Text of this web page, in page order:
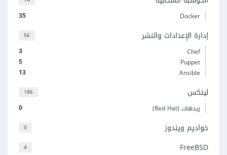
35 Docker
56 إدارة الإعدادات والنشر
3
Chef
5
Puppet
13
Ansible
186 لينكس
0 ريدهات (Red Hat)
0 خواديم ويندوز
4 FreeBSD